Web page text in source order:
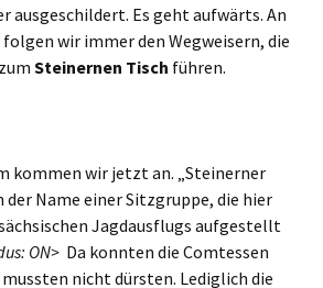
ausgeschildert. Es geht aufwärts. An
wir immer den Wegweisern, die
Steinernen Tisch führen.
kommen wir jetzt an. „Steinerner
der Name einer Sitzgruppe, die hier
Jagdausflugs aufgestellt
ON> Da konnten die Comtessen
nicht dürsten. Lediglich die